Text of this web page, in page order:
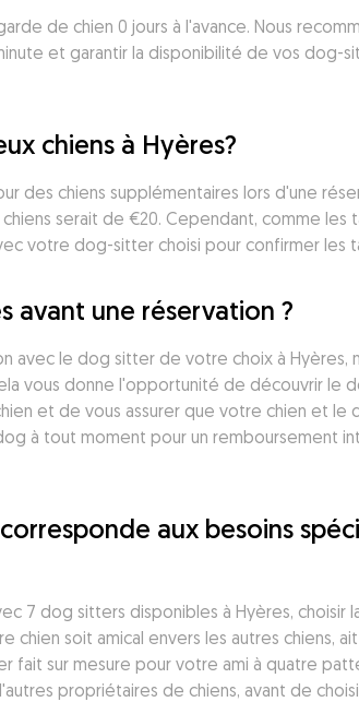
de chien 0 jours à l'avance. Nous
et garantir la disponibilité de vos dog-
chiens à Hyères?
des chiens supplémentaires lors d'une
serait de €20. Cependant, comme les
votre dog-sitter choisi pour confirmer les
avant une réservation ?
avec le dog sitter de votre choix à Hyères,
vous donne l'opportunité de découvrir le
et de vous assurer que votre chien et
à tout moment pour un remboursement
aux besoins
7 dog sitters disponibles à Hyères, choisir
soit amical envers les autres chiens,
fait sur mesure pour votre ami à quatre
propriétaires de chiens, avant de